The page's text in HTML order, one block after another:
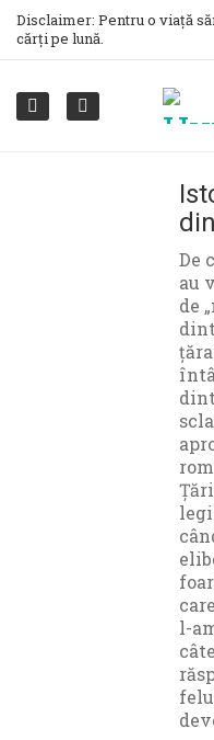
Disclaimer: Pentru o viață
cărți pe lună.
De
au
de
l-